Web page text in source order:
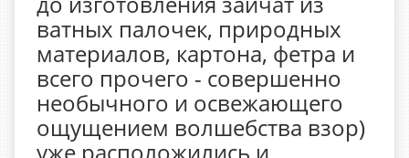
ватных палочек, природных
материалов, картона, фетра и
всего прочего - совершенно
необычного и освежающего
ощущением волшебства взор)